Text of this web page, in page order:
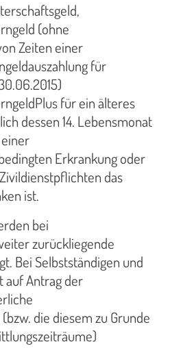
(ohne
Zeiten einer
für
für ein älteres
dessen 14. Lebensmonat
Erkrankung oder
das
ist.
bei
zurückliegende
Bei Selbstständigen und
auf Antrag der
die diesem zu Grunde